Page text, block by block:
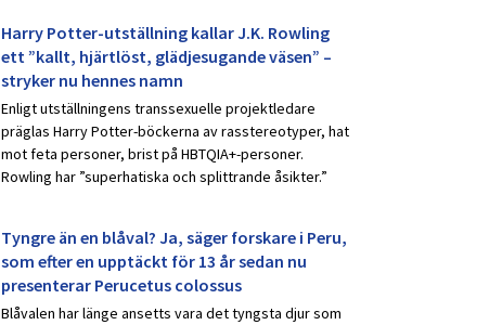
Harry Potter-utställning kallar J.K. Rowling
ett ”kallt, hjärtlöst, glädjesugande väsen” –
stryker nu hennes namn
Enligt utställningens transsexuelle projektledare
präglas Harry Potter-böckerna av rasstereotyper, hat
mot feta personer, brist på HBTQIA+-personer.
Rowling har ”superhatiska och splittrande åsikter.”
Tyngre än en blåval? Ja, säger forskare i Peru,
som efter en upptäckt för 13 år sedan nu
presenterar Perucetus colossus
Blåvalen har länge ansetts vara det tyngsta djur som